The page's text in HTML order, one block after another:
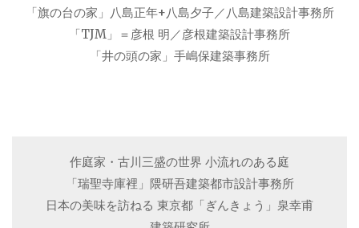
「旗の台の家」八島正年+八島夕子／八島建築設計事務所
「TJM」＝彦根 明／彦根建築設計事務所
「井の頭の家」手嶋保建築事務所
作庭家・古川三盛の世界 小流れのある庭
「瑞聖寺庫裡」隈研吾建築都市設計事務所
日本の美味を訪ねる 東京都「ぎんきょう」泉幸甫